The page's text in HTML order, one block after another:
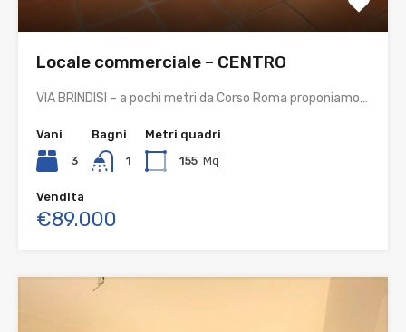
Locale commerciale – CENTRO
VIA BRINDISI – a pochi metri da Corso Roma proponiamo…
Vani
3
Bagni
1
Metri quadri
155 Mq
Vendita
€89.000